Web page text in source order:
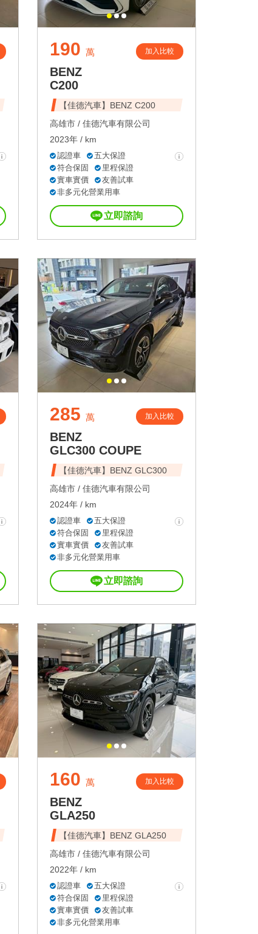
190 萬 加入比較
BENZ
C200
【佳德汽車】BENZ C200
高雄市 / 佳德汽車有限公司
2023年 / km
認證車
五大保證
符合保固
里程保證
實車實價
友善試車
非多元化營業用車
立即諮詢
285 萬 加入比較
BENZ
GLC300 COUPE
【佳德汽車】BENZ GLC300
高雄市 / 佳德汽車有限公司
2024年 / km
認證車
五大保證
符合保固
里程保證
實車實價
友善試車
非多元化營業用車
立即諮詢
160 萬 加入比較
BENZ
GLA250
【佳德汽車】BENZ GLA250
高雄市 / 佳德汽車有限公司
2022年 / km
認證車
五大保證
符合保固
里程保證
實車實價
友善試車
非多元化營業用車